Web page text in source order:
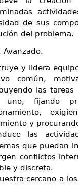
de sus
del problema.
Avanzado.
y lidera
común,
las
uno, fijando
y
las
que puedan
conflictos
y discreta.
cercano a